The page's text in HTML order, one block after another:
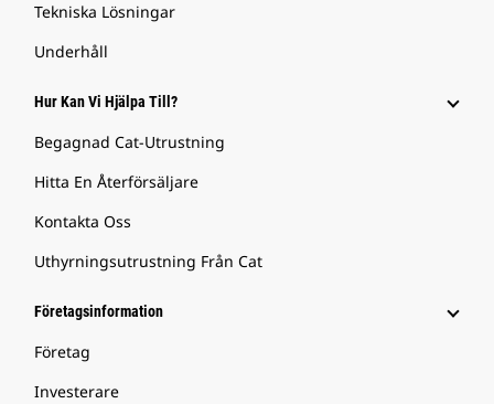
Tekniska Lösningar
Underhåll
Hur Kan Vi Hjälpa Till?
Begagnad Cat-Utrustning
Hitta En Återförsäljare
Kontakta Oss
Uthyrningsutrustning Från Cat
Företagsinformation
Företag
Investerare